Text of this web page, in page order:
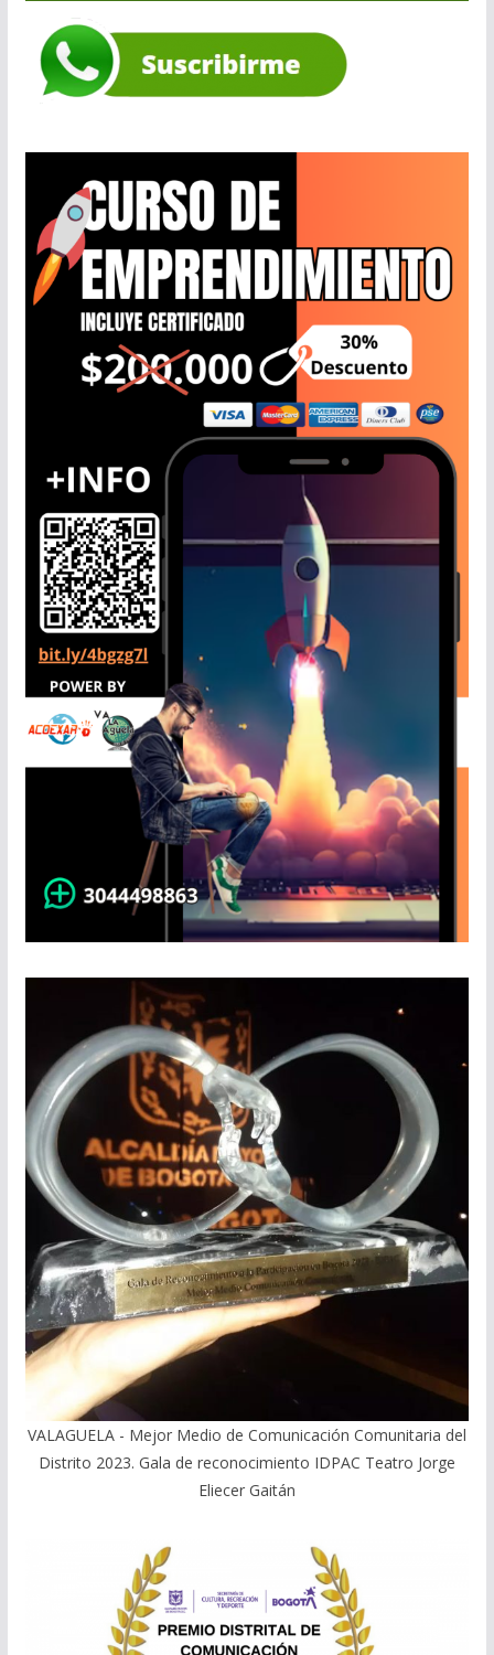
VALAGUELA - Mejor Medio de Comunicación Comunitaria del
Distrito 2023. Gala de reconocimiento IDPAC Teatro Jorge
Eliecer Gaitán